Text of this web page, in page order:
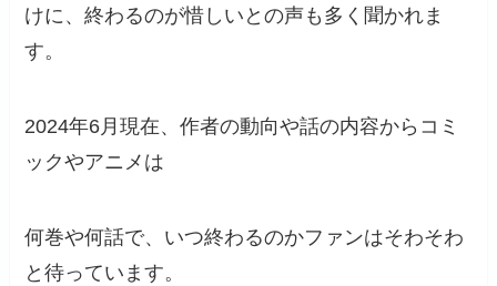
けに、終わるのが惜しいとの声も多く聞かれま
す。
2024年6月現在、作者の動向や話の内容からコミ
ックやアニメは
何巻や何話で、いつ終わるのかファンはそわそわ
と待っています。